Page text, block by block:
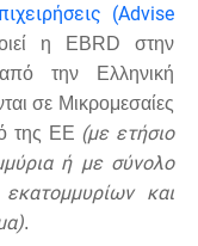
(Advise
η EBRD στην
την Ελληνική
σε Μικρομεσαίες
της ΕΕ (με ετήσιο
ή με σύνολο
και
.